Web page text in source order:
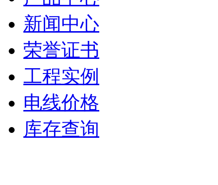
新闻中心
荣誉证书
工程实例
电线价格
库存查询